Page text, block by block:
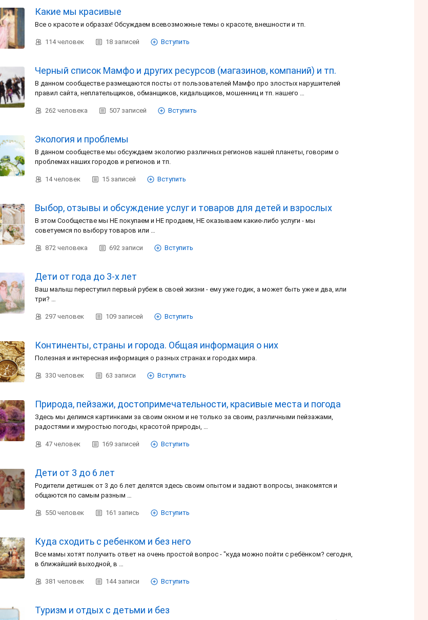
Какие мы красивые
Все о красоте и образах! Обсуждаем всевозможные темы о красоте, внешности и тп.
114человек 18 записей Вступить
Черный список Мамфо и других ресурсов (магазинов, компаний) и тп.
В данном сообществе размещаются посты от пользователей Мамфо про злостых нарушителей
правил сайта, неплательщиков, обманщиков, кидальщиков, мошенниц и тп. нашего …
262 человека 507 записей Вступить
Экология и проблемы
В данном сообществе мы обсуждаем экологию различных регионов нашей планеты, говорим о
проблемах наших городов и регионов и тп.
14человек 15 записей Вступить
Выбор, отзывы и обсуждение услуг и товаров для детей и взрослых
В этом Сообществе мы НЕ покупаем и НЕ продаем, НЕ оказываем какие-либо услуги - мы
советуемся по выбору товаров или …
872 человека 692 записи Вступить
Дети от года до 3-х лет
Ваш малыш переступил первый рубеж в своей жизни - ему уже годик, а может быть уже и два, или
три? …
297 человек 109 записей Вступить
Континенты, страны и города. Общая информация о них
Полезная и интересная информация о разных странах и городах мира.
330 человек 63 записи Вступить
Природа, пейзажи, достопримечательности, красивые места и погода
Здесь мы делимся картинками за своим окном и не только за своим, различными пейзажами,
радостями и хмуростью погоды, красотой природы, …
47 человек 169 записей Вступить
Дети от 3 до 6 лет
Родители детишек от 3 до 6 лет делятся здесь своим опытом и задают вопросы, знакомятся и
общаются по самым разным …
550 человек 161 запись Вступить
Куда сходить с ребенком и без него
Все мамы хотят получить ответ на очень простой вопрос - "куда можно пойти с ребёнком? сегодня,
в ближайший выходной, в …
381 человек 144 записи Вступить
Туризм и отдых с детьми и без